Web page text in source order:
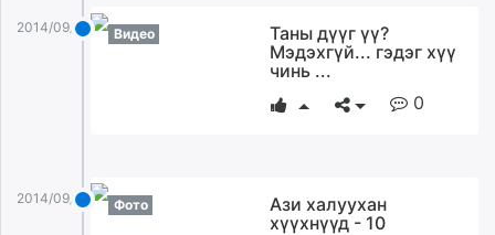
2014/09/02 Видео
Таны дүүг үү?
Мэдэхгүй... гэдэг хүү
чинь ...
0
2014/09/02 Фото
Ази халуухан
хүүхнүүд - 10